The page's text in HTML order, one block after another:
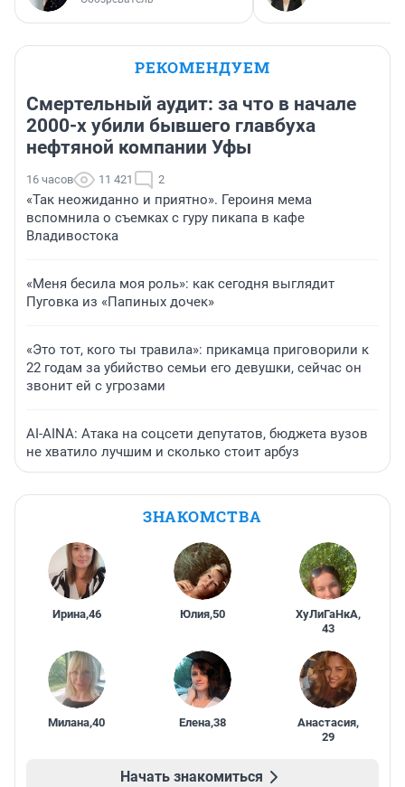
РЕКОМЕНДУЕМ
Смертельный аудит: за что в начале
2000-х убили бывшего главбуха
нефтяной компании Уфы
16 часов 11 421 2
«Так неожиданно и приятно». Героиня мема
вспомнила о съемках с гуру пикапа в кафе
Владивостока
«Меня бесила моя роль»: как сегодня выглядит
Пуговка из «Папиных дочек»
«Это тот, кого ты травила»: прикамца приговорили к
22 годам за убийство семьи его девушки, сейчас он
звонит ей с угрозами
AI-AINA: Атака на соцсети депутатов, бюджета вузов
не хватило лучшим и сколько стоит арбуз
ЗНАКОМСТВА
Ирина,46 Юлия,50 ХуЛиГаНкА,
43
Милана,40 Елена,38 Анастасия,
29
Начать знакомиться